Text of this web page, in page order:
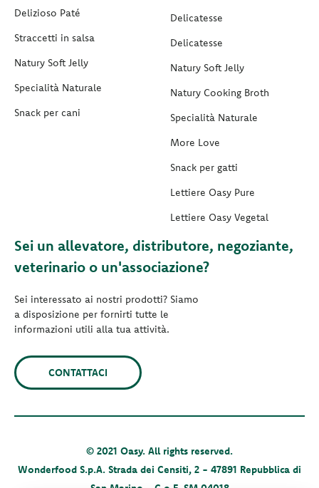
Delizioso Paté
Straccetti in salsa
Natury Soft Jelly
Specialità Naturale
Snack per cani
Delicatesse
Delicatesse
Natury Soft Jelly
Natury Cooking Broth
Specialità Naturale
More Love
Snack per gatti
Lettiere Oasy Pure
Lettiere Oasy Vegetal
Sei un allevatore, distributore, negoziante,
veterinario o un'associazione?
Sei interessato ai nostri prodotti? Siamo
a disposizione per fornirti tutte le
informazioni utili alla tua attività.
CONTATTACI
© 2021 Oasy. All rights reserved.
Wonderfood S.p.A. Strada dei Censiti, 2 - 47891 Repubblica di